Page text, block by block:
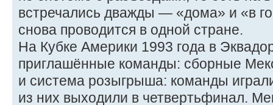
встречались дважды — «дома» и «в
снова проводится в одной стране.
На Кубке Америки 1993 года в
приглашённые команды: сборные
и система розыгрыша: команды
из них выходили в четвертьфинал.